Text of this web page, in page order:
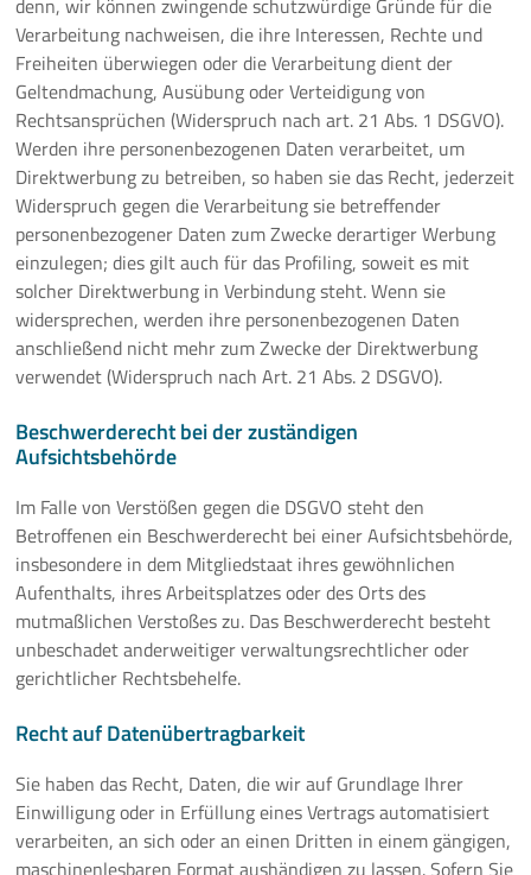
denn, wir können zwingende schutzwürdige Gründe für die
Verarbeitung nachweisen, die ihre Interessen, Rechte und
Freiheiten überwiegen oder die Verarbeitung dient der
Geltendmachung, Ausübung oder Verteidigung von
Rechtsansprüchen (Widerspruch nach art. 21 Abs. 1 DSGVO).
Werden ihre personenbezogenen Daten verarbeitet, um
Direktwerbung zu betreiben, so haben sie das Recht, jederzeit
Widerspruch gegen die Verarbeitung sie betreffender
personenbezogener Daten zum Zwecke derartiger Werbung
einzulegen; dies gilt auch für das Profiling, soweit es mit
solcher Direktwerbung in Verbindung steht. Wenn sie
widersprechen, werden ihre personenbezogenen Daten
anschließend nicht mehr zum Zwecke der Direktwerbung
verwendet (Widerspruch nach Art. 21 Abs. 2 DSGVO).
Beschwerderecht bei der zuständigen
Aufsichtsbehörde
Im Falle von Verstößen gegen die DSGVO steht den
Betroffenen ein Beschwerderecht bei einer Aufsichtsbehörde,
insbesondere in dem Mitgliedstaat ihres gewöhnlichen
Aufenthalts, ihres Arbeitsplatzes oder des Orts des
mutmaßlichen Verstoßes zu. Das Beschwerderecht besteht
unbeschadet anderweitiger verwaltungsrechtlicher oder
gerichtlicher Rechtsbehelfe.
Recht auf Datenübertragbarkeit
Sie haben das Recht, Daten, die wir auf Grundlage Ihrer
Einwilligung oder in Erfüllung eines Vertrags automatisiert
verarbeiten, an sich oder an einen Dritten in einem gängigen,
maschinenlesbaren Format aushändigen zu lassen. Sofern Sie